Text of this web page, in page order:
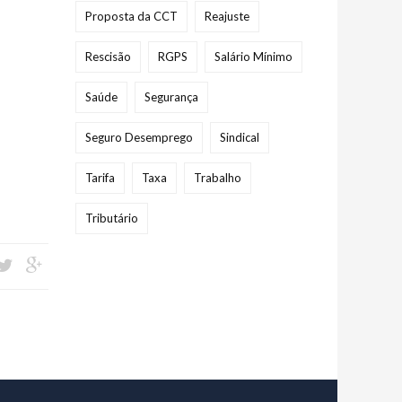
Proposta da CCT Reajuste
Rescisão RGPS Salário Mínimo
Saúde Segurança
Seguro Desemprego Sindical
Tarifa Taxa Trabalho
Tributário